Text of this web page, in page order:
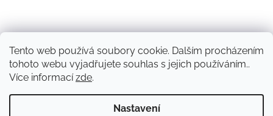
Tento web používá soubory cookie. Dalším procházením
tohoto webu vyjadřujete souhlas s jejich používáním..
Více informacízde.
Nastavení
Sledovat na Instagramu